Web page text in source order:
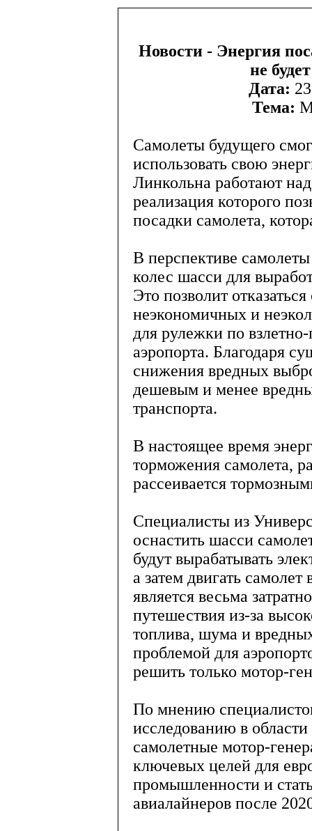
Новости - Энергия
не
Дата:
Тема:
Самолеты будущего
использовать свою
Линкольна работают
реализация которого
посадки самолета,
В перспективе
колес шасси для
Это позволит
неэкономичных и
для рулежки по
аэропорта. Благодаря
снижения вредных
дешевым и менее
транспорта.
В настоящее время
торможения самолета,
рассеивается
Специалисты из
оснастить шасси
будут вырабатывать
а затем двигать
является весьма
путешествия из-за
топлива, шума и
проблемой для
решить только мотор-
По мнению
исследованию в
самолетные мотор-
ключевых целей для
промышленности и
авиалайнеров после